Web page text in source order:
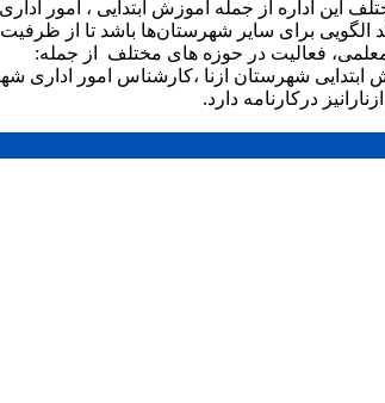
اداره از جمله آموزش ابتدایی ، امور
الگویی برای سایر شهرستان‌ها باشد تا از
فعالیت در حوزه های مختلف از جمله:
شهرستان ازنا ،کارشناس امور اداری
درکارنامه دارد.